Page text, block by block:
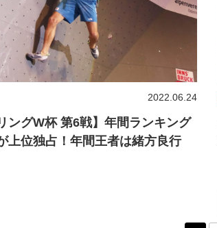
ングW杯 第6戦】年間ランキング
上位独占！年間王者は緒方良行
2022.06.24